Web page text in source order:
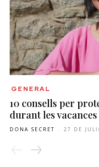
GENERAL
10 consells per
durant les vacances
DONA SECRET - 27 DE